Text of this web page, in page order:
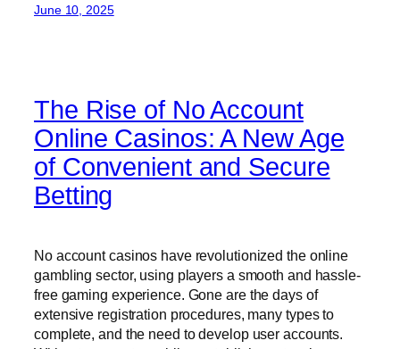
June 10, 2025
The Rise of No Account
Online Casinos: A New Age
of Convenient and Secure
Betting
No account casinos have revolutionized the online
gambling sector, using players a smooth and hassle-
free gaming experience. Gone are the days of
extensive registration procedures, many types to
complete, and the need to develop user accounts.